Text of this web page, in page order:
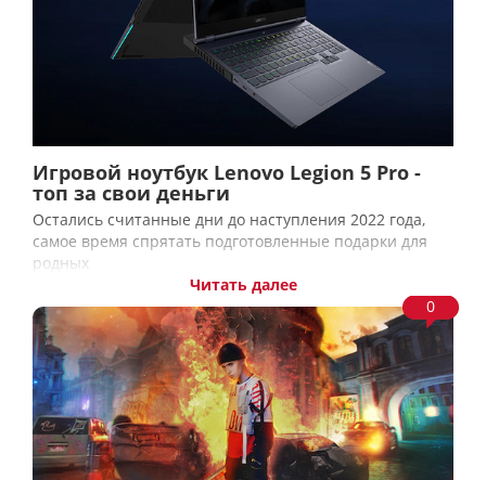
Игровой ноутбук Lenovo Legion 5 Pro -
топ за свои деньги
Остались считанные дни до наступления 2022 года,
самое время спрятать подготовленные подарки для
родных
Читать далее
0